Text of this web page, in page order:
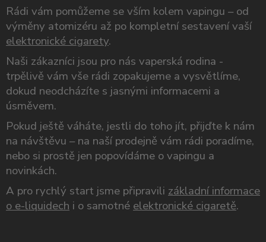
Rádi vám pomůžeme se vším kolem vapingu – od
výměny atomizéru až po kompletní sestavení vaší
elektronické cigarety.
Naši zákazníci jsou pro nás vaperská rodina -
trpělivě vám vše rádi zopakujeme a vysvětlíme,
dokud neodcházíte s jasnými informacemi a
úsměvem.
Pokud ještě váháte, jestli do toho jít, přijďte k nám
na návštěvu – na naší prodejně vám rádi poradíme,
nebo si prostě jen popovídáme o vapingu a
novinkách.
A pro rychlý start jsme připravili základní informace
o e-liquidech i o samotné elektronické cigaretě.